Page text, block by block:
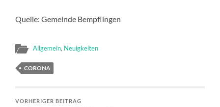
Quelle: Gemeinde Bempflingen
Allgemein, Neuigkeiten
CORONA
VORHERIGER BEITRAG